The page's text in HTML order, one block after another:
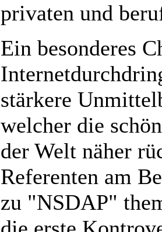
privaten und
Ein besonderes
stärkere
welcher die
der Welt näher
Referenten am
zu "NSDAP"